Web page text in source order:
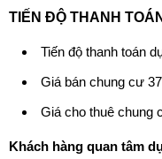
TIẾN ĐỘ THANH TOÁN
Tiến độ thanh toán
Giá bán chung cư
Giá cho thuê chung
Khách hàng quan tâm